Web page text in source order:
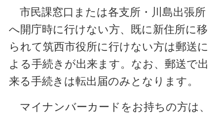
市民課窓口または各支所・川島出張所
へ開庁時に行けない方、既に新住所に移
られて筑西市役所に行けない方は郵送に
よる手続きが出来ます。なお、郵送で出
来る手続きは転出届のみとなります。
マイナンバーカードをお持ちの方は、